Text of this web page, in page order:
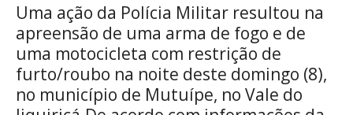
Uma ação da Polícia Militar resultou na
apreensão de uma arma de fogo e de
uma motocicleta com restrição de
furto/roubo na noite deste domingo (8),
no município de Mutuípe, no Vale do